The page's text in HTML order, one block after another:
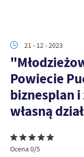
21 - 12 - 2023
Powiecie
biznesplan i
własną
Ocena 0/5